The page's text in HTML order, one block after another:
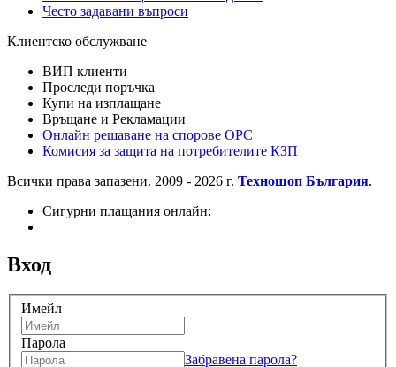
Често задавани въпроси
Клиентско обслужване
ВИП клиенти
Проследи поръчка
Купи на изплащане
Връщане и Рекламации
Онлайн решаване на спорове OPC
Комисия за защита на потребителите КЗП
Всички права запазени. 2009 - 2026 г. Техношоп България.
Сигурни плащания онлайн:
Вход
Имейл
Парола
Забравена парола?